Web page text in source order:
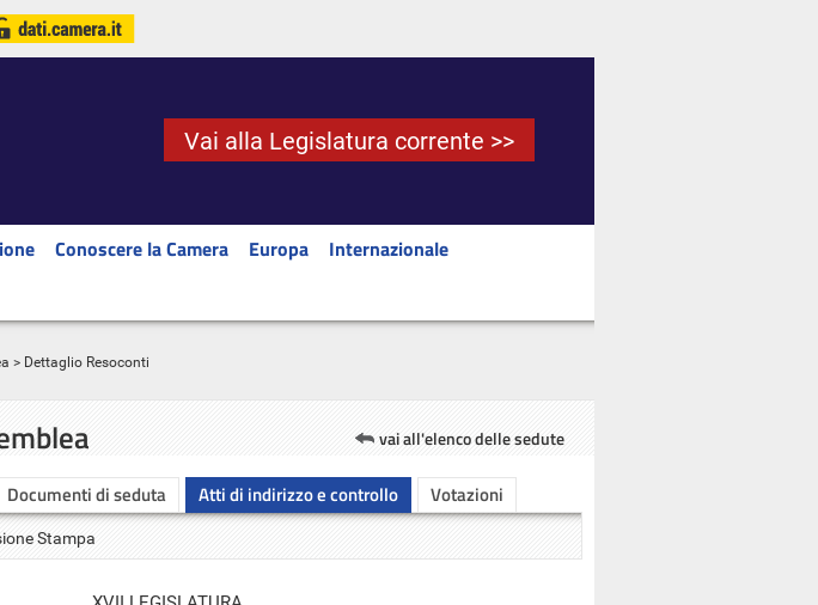
Vai alla Legislatura corrente >>
Conoscere la Camera Europa
Internazionale
> Dettaglio Resoconti
vai all'elenco delle sedute
Documenti di seduta Atti di indirizzo e controllo Votazioni
Stampa